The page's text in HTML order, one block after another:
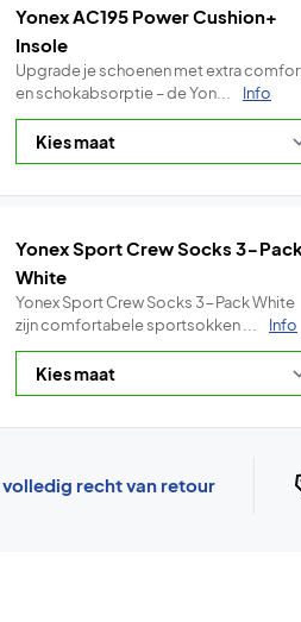
Yonex AC195 Power Cushion+
Insole
Upgrade je schoenen met extra
en schokabsorptie – de Yon...
Info
Yonex Sport Crew Socks 3-
White
Yonex Sport Crew Socks 3-Pack White
zijn comfortabele sportsokken ...
Info
volledig recht van retour